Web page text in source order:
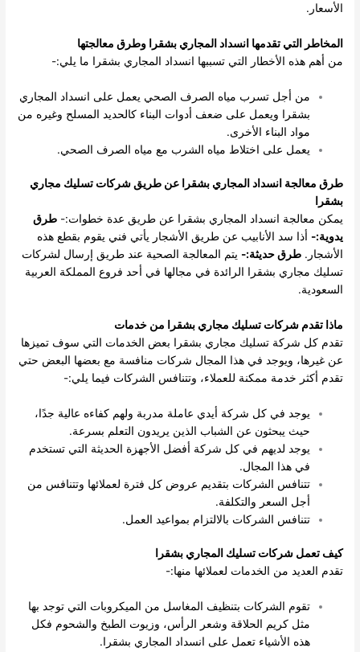
الأسعار.
المخاطر التي تقدمها انسداد المجاري بشقرا وطرق معالجتها
من أهم هذه الأخطار التي تسببها انسداد المجاري بشقرا ما يلي:-
من أجل تسرب مياه الصرف الصحي يعمل على انسداد المجاري
بشقرا ويعمل على ضعف أدوات البناء كالحديد المسلح وغيره من
مواد البناء الأخرى.
يعمل على اختلاط مياه الشرب مع مياه الصرف الصحي.
طرق معالجة انسداد المجاري بشقرا عن طريق شركاتتسليك مجاري
بشقرا
يمكن معالجة انسداد المجاري بشقرا عن طريق عدة خطوات:- طرق
يدوية:- أذا سد الأنابيب عن طريق الأشجار يأتي فني يقوم بقطع هذه
الأشجار. طرق حديثة:- يتم المعالجة الصحية عند طريق إرسال لشركات
تسليك مجاري بشقرا الرائدة في مجالها في أحد فروع المملكة العربية
السعودية.
ماذا تقدم شركاتتسليك مجاري بشقرا من خدمات
تقدم كل شركة تسليك مجاري بشقرا بعض الخدمات التي سوف تميزها
عن غيرها، ويوجد في هذا المجال شركات منافسة مع بعضها البعض حتي
تقدم أكثر خدمة ممكنة للعملاء، وتتنافس الشركات فيما يلي:-
يوجد في كل شركة أيدي عاملة مدربة ولهم كفاءه عالية جدًا،
حيث يبحثون عن الشباب الذين يريدون التعلم بسرعة.
يوجد لديهم في كل شركة أفضل الأجهزة الحديثة التي تستخدم
في هذا المجال.
تتنافس الشركات بتقديم عروض كل فترة لعملائها وتتنافس من
أجل السعر والتكلفة.
تتنافس الشركات بالالتزام بمواعيد العمل.
كيف تعمل شركاتتسليك المجاري بشقرا
تقدم العديد من الخدمات لعملائها منها:-
تقوم الشركات بتنظيف المغاسل من الميكروبات التي توجد بها
مثل كريم الحلاقة وشعر الرأس، وزيوت الطبخ والشحوم فكل
هذه الأشياء تعمل على انسداد المجاري بشقرا.